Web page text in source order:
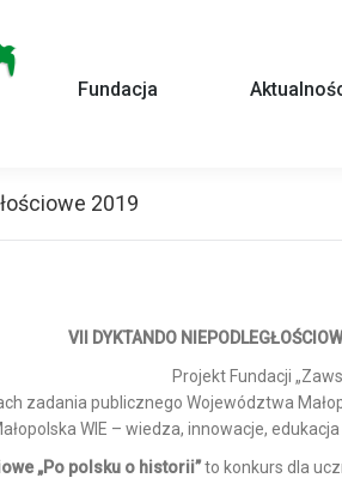
Fundacja
2019
VII DYKTANDO
Projekt Fundacji
zadania publicznego Województwa
WIE – wiedza, innowacje,
„Po polsku o historii”to konkurs dla